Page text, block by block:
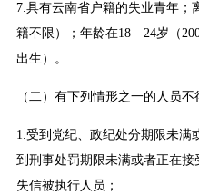
7.具有云南省户籍的失业青年；
籍不限）；年龄在18—24岁（
出生）。
（二）有下列情形之一的人员不
1.受到党纪、政纪处分期限未满
到刑事处罚期限未满或者正在接
失信被执行人员；